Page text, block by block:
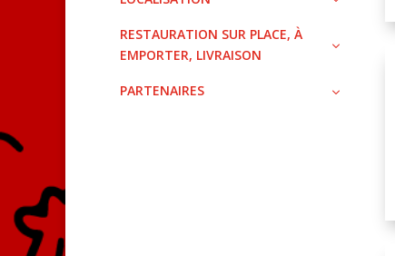
RESTAURATION SUR PLACE, À
EMPORTER, LIVRAISON
PARTENAIRES